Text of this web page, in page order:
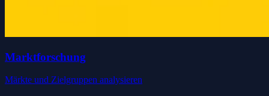
Marktforschung
Märkte und Zielgruppen analysieren